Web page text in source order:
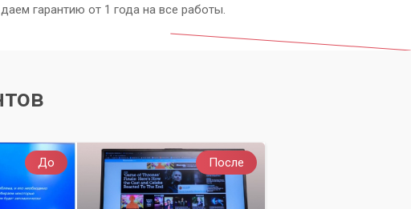
гарантию от 1 года на все работы.
До После